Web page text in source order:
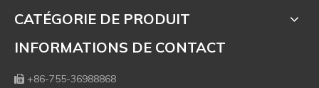
CATÉGORIE DE PRODUIT
INFORMATIONS DE CONTACT
 +86-755-36988868